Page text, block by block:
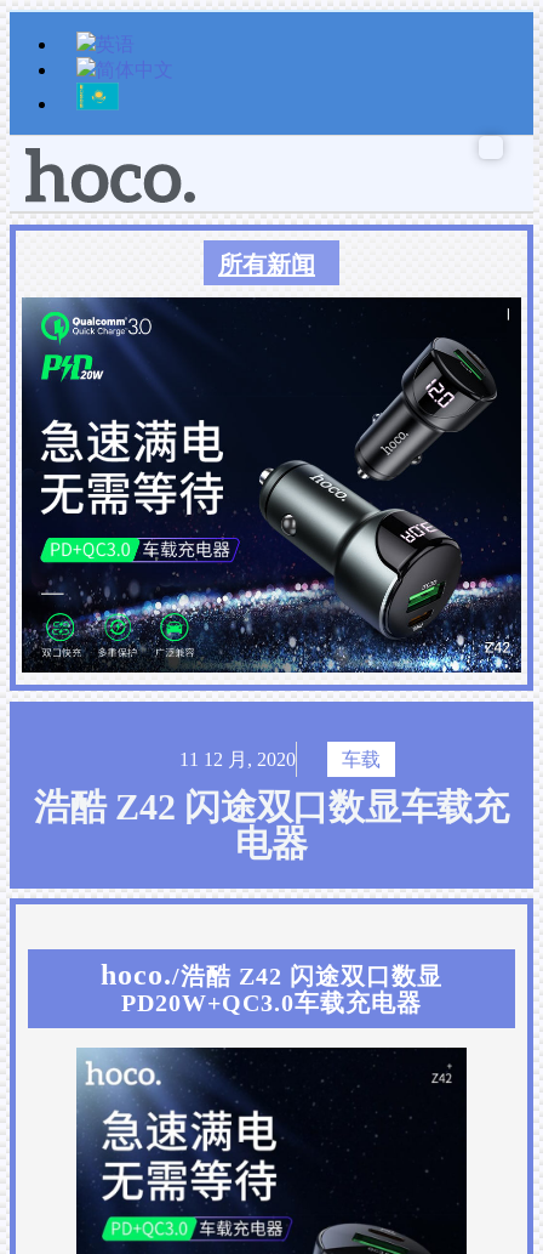
跳
至
内
容
所有新闻
11 12 月, 2020 车载
浩酷 Z42 闪途双口数显车载充
电器
hoco./浩酷 Z42 闪途双口数显
PD20W+QC3.0车载充电器